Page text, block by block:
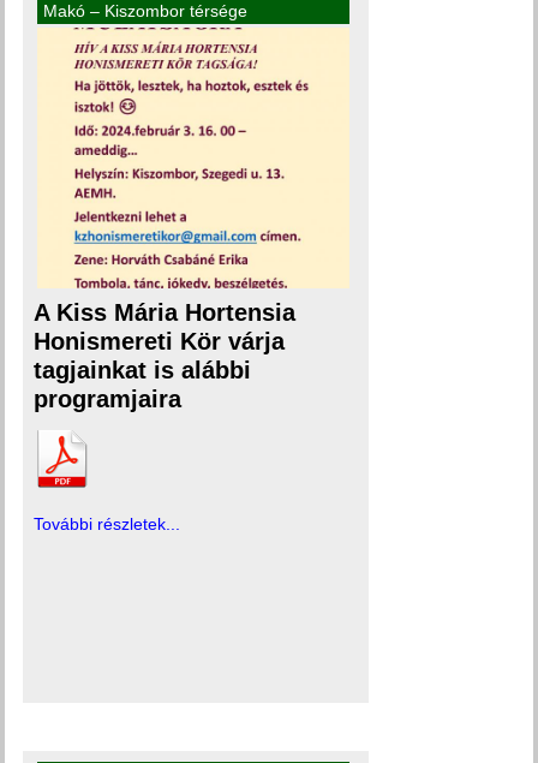
Makó – Kiszombor térsége
A Kiss Mária Hortensia
Honismereti Kör várja
tagjainkat is alábbi
programjaira
További részletek...